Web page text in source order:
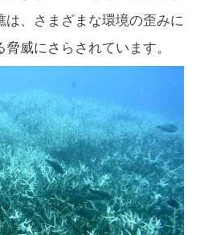
は、さまざまな環境の歪みに
威にさらされています。